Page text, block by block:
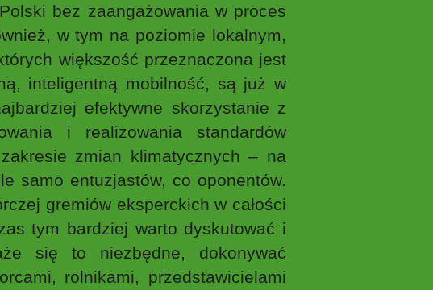
bez zaangażowania w proces
w tym na poziomie lokalnym,
większość przeznaczona jest
inteligentną mobilność, są już w
efektywne skorzystanie z
i realizowania standardów
zmian klimatycznych – na
samo entuzjastów, co oponentów.
gremiów eksperckich w całości
tym bardziej warto dyskutować i
się to niezbędne, dokonywać
rolnikami, przedstawicielami